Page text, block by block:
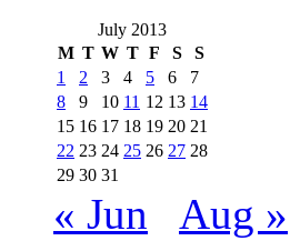
July 2013
M T W T F S
S
1
2 3 4 5 6
7
8
9 10 11 12 13 14
15 16 17 18 19 20 21
22 23 24 25 26 27 28
29 30 31
« Jun Aug »